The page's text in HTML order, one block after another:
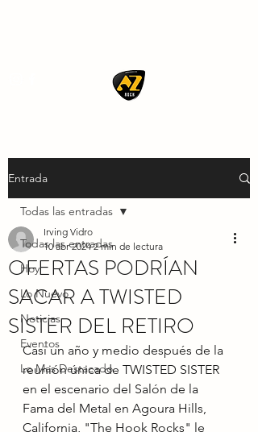
Entrada
Todas las entradas
Hoy
Lo Nuevo
Noticias
Eventos
Lo Mas Destacado
Todas las entradas
OFERTAS PODRÍAN
SACAR A TWISTED
SISTER DEL RETIRO
Irving Vidro
10 abr 2024 2 min de lectura
Casi un año y medio después de la
reunión única de TWISTED SISTER
en el escenario del Salón de la
Fama del Metal en Agoura Hills,
California, "The Hook Rocks" le